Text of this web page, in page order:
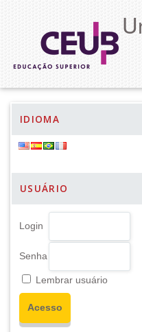
IDIOMA
USUÁRIO
Login
Senha
Lembrar usuário